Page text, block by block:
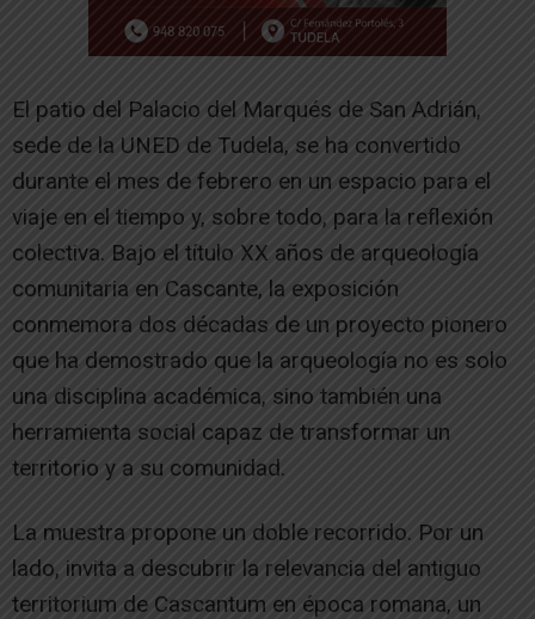
El patio del Palacio del Marqués de San Adrián,
sede de la UNED de Tudela, se ha convertido
durante el mes de febrero en un espacio para el
viaje en el tiempo y, sobre todo, para la reflexión
colectiva. Bajo el título XX años de arqueología
comunitaria en Cascante, la exposición
conmemora dos décadas de un proyecto pionero
que ha demostrado que la arqueología no es solo
una disciplina académica, sino también una
herramienta social capaz de transformar un
territorio y a su comunidad.
La muestra propone un doble recorrido. Por un
lado, invita a descubrir la relevancia del antiguo
territorium de Cascantum en época romana, un